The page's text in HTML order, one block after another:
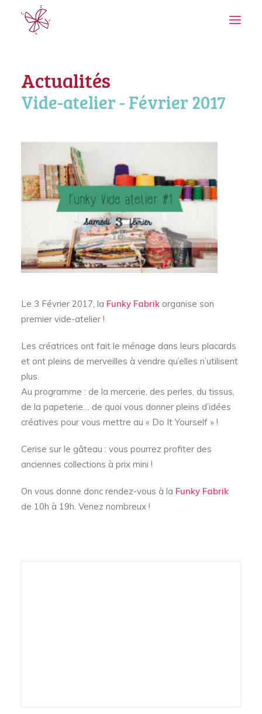
Actualités
Vide-atelier - Février 2017
Le 3 Février 2017, la Funky Fabrik organise son
premier vide-atelier !
Les créatrices ont fait le ménage dans leurs placards
et ont pleins de merveilles à vendre qu’elles n’utilisent
plus.
Au programme : de la mercerie, des perles, du tissus,
de la papeterie… de quoi vous donner pleins d’idées
créatives pour vous mettre au « Do It Yourself » !
Cerise sur le gâteau : vous pourrez profiter des
anciennes collections à prix mini !
On vous donne donc rendez-vous à la Funky Fabrik
de 10h à 19h. Venez nombreux !